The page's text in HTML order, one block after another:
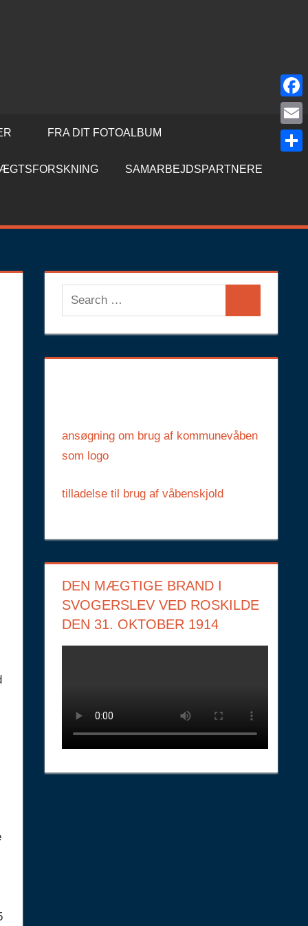
FRA DIT FOTOALBUM
SAMARBEJDSPARTNERE
Search
for:
ansøgning om brug af kommunevåben
som logo
tilladelse til brug af våbenskjold
DEN MÆGTIGE BRAND I
SVOGERSLEV VED ROSKILDE
DEN 31. OKTOBER 1914